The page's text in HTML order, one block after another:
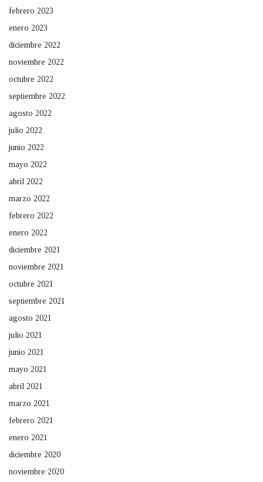
febrero 2023
enero 2023
diciembre 2022
noviembre 2022
octubre 2022
septiembre 2022
agosto 2022
julio 2022
junio 2022
mayo 2022
abril 2022
marzo 2022
febrero 2022
enero 2022
diciembre 2021
noviembre 2021
octubre 2021
septiembre 2021
agosto 2021
julio 2021
junio 2021
mayo 2021
abril 2021
marzo 2021
febrero 2021
enero 2021
diciembre 2020
noviembre 2020